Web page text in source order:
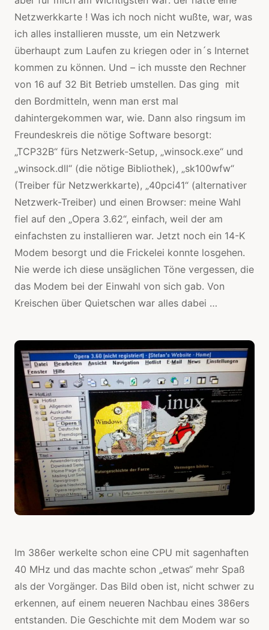
Netzwerkkarte ! Was ich noch nicht wußte, war, was
ich alles installieren musste, um ein Netzwerk
überhaupt zum Laufen zu kriegen oder in´s Internet
kommen zu können. Und – ich musste den Rechner
von 16 auf 32 Bit Betrieb umstellen. Das ging mit
den Bordmitteln, wenn man erst mal
dahintergekommen war, wie. Dann also ringsum im
Freundeskreis die nötige Software besorgt:
„TCP32B“ fürs Netzwerk-Setup, „winsock.exe“ und
„winsock.dll“ (die nötige Bibliothek), „sk100wfw“
(Treiber für Netzwerkkarte), „40pci41“ (alternativer
Netzwerk-Treiber) und einen Browser: meine Wahl
fiel auf den „Opera 3.62“, einfach, weil der am
einfachsten zu installieren war. Jetzt noch ein 14-K
Modem besorgt und die Frickelei konnte losgehen.
Nie werde ich diese unsäglichen Töne vergessen, die
das Modem bei der Einwahl von sich gab. Von
Kreischen über Quietschen war alles dabei …
Im 386er werkelte schon eine CPU mit sagenhaften
40 MHz und das machte schon „etwas“ mehr Spaß
als der Vorgänger. Das Bild oben ist, nicht schwer zu
erkennen, auf einem neueren Nachbau eines 386ers
entstanden. Die Geschichte mit dem Modem war so